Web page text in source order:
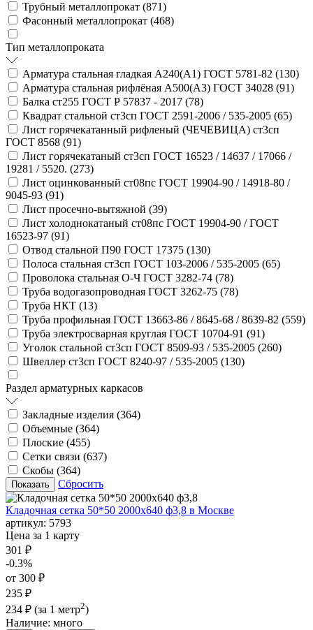
Трубный металлопрокат (871)
Фасонный металлопрокат (468)
Тип металлопроката
Арматура стальная гладкая А240(А1) ГОСТ 5781-82 (130)
Арматура стальная рифлёная А500(А3) ГОСТ 34028 (91)
Балка ст255 ГОСТ Р 57837 - 2017 (78)
Квадрат стальной ст3сп ГОСТ 2591-2006 / 535-2005 (65)
Лист горячекатанный рифленый (ЧЕЧЕВИЦА) ст3сп
ГОСТ 8568 (91)
Лист горячекатаный ст3сп ГОСТ 16523 / 14637 / 17066 /
19281 / 5520. (273)
Лист оцинкованный ст08пс ГОСТ 19904-90 / 14918-80 /
9045-93 (91)
Лист просечно-вытяжной (39)
Лист холоднокатаный ст08пс ГОСТ 19904-90 / ГОСТ
16523-97 (91)
Отвод стальной П90 ГОСТ 17375 (130)
Полоса стальная ст3сп ГОСТ 103-2006 / 535-2005 (65)
Проволока стальная О-Ч ГОСТ 3282-74 (78)
Труба водогазопроводная ГОСТ 3262-75 (78)
Труба НКТ (13)
Труба профильная ГОСТ 13663-86 / 8645-68 / 8639-82 (559)
Труба электросварная круглая ГОСТ 10704-91 (91)
Уголок стальной ст3сп ГОСТ 8509-93 / 535-2005 (260)
Швеллер ст3сп ГОСТ 8240-97 / 535-2005 (130)
Раздел арматурных каркасов
Закладные изделия (364)
Объемные (364)
Плоские (455)
Сетки связи (637)
Скобы (364)
Сбросить
Кладочная сетка 50*50 2000х640 ф3,8 в Москве
артикул: 5793
Цена за 1 карту
301 ₽
-0.3%
от 300 ₽
235 ₽
234 ₽ (за 1 метр2)
Наличие: много